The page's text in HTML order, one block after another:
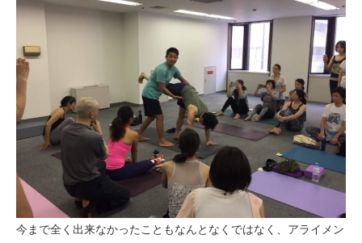
今まで全く出来なかったこともなんとなくではなく、アライメン